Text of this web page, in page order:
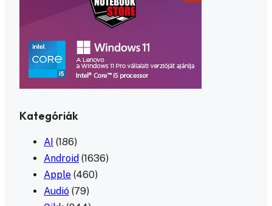
Kategóriák
AI (186)
Android (1636)
Apple (460)
Audió (79)